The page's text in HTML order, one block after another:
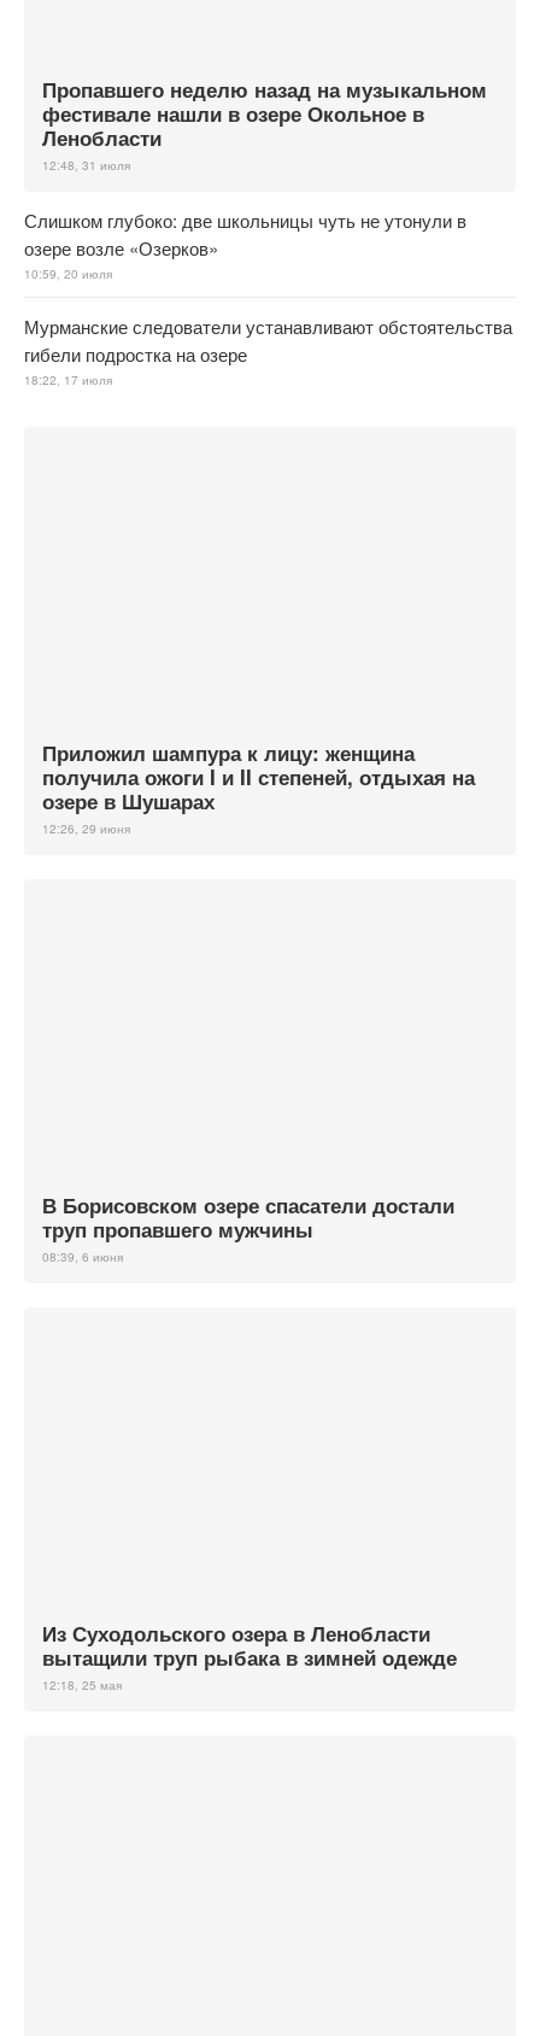
Пропавшего неделю назад на музыкальном
фестивале нашли в озере Окольное в
Ленобласти
12:48, 31 июля
Слишком глубоко: две школьницы чуть не утонули в
озере возле «Озерков»
10:59, 20 июля
Мурманские следователи устанавливают обстоятельства
гибели подростка на озере
18:22, 17 июля
Приложил шампура к лицу: женщина
получила ожоги I и II степеней, отдыхая на
озере в Шушарах
12:26, 29 июня
В Борисовском озере спасатели достали
труп пропавшего мужчины
08:39, 6 июня
Из Суходольского озера в Ленобласти
вытащили труп рыбака в зимней одежде
12:18, 25 мая